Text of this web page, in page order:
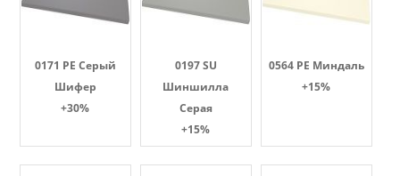
0171 PE Серый
Шифер
+30%
0197 SU
Шиншилла
Серая
+15%
0564 PE Миндаль
+15%